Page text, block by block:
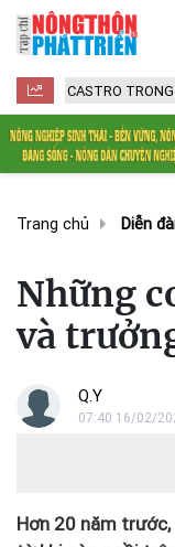
TRONG TRÁI TIM
Trang chủ Diễn
Những
và
Q.Y
07:40 16/02/
Hơn 20 năm trước,